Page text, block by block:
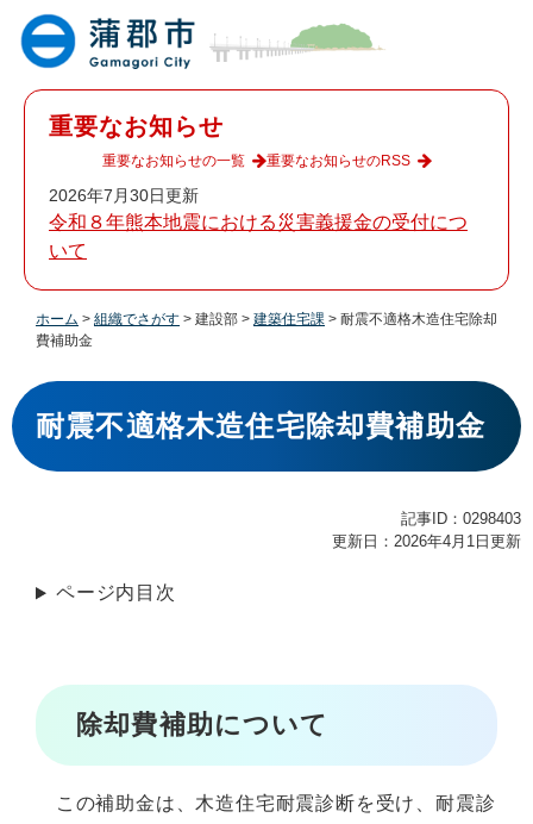
重要なお知らせ
2026年7月30日更新
令和８年熊本地震における災害義援金の受付につ
いて
重要なお知らせの一覧 重要なお知らせのRSS
ホーム > 組織でさがす > 建設部 > 建築住宅課 > 耐震不適格木造住宅除却
費補助金
本
文
耐震不適格木造住宅除却費補助金
記事ID：0298403
更新日：2026年4月1日更新
ページ内目次
除却費補助について
この補助金は、木造住宅耐震診断を受け、耐震診